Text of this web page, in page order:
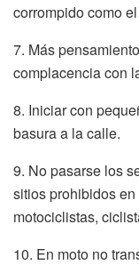
corrompido como
7. Más
complacencia con
8. Iniciar con
basura a la calle.
9. No pasarse los
sitios prohibidos
motociclistas,
10. En moto no